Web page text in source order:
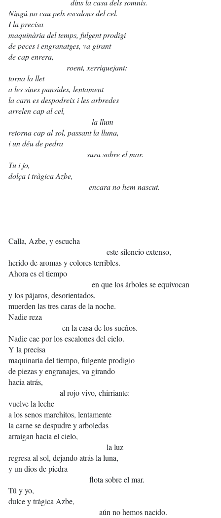
dins la casa dels somnis.
Ningú no cau pels escalons del cel.
I la precisa
maquinària del temps, fulgent prodigi
de peces i engranatges, va girant
de cap enrera,
roent, xerriquejant:
torna la llet
a les sines pansides, lentament
la carn es despodreix i les arbredes
arrelen cap al cel,
la llum
retorna cap al sol, passant la lluna,
i un déu de pedra
sura sobre el mar.
Tu i jo,
dolça i tràgica Azbe,
encara no hem nascut.
Calla, Azbe, y escucha
este silencio extenso,
herido de aromas y colores terribles.
Ahora es el tiempo
en que los árboles se equivocan
y los pájaros, desorientados,
muerden las tres caras de la noche.
Nadie reza
en la casa de los sueños.
Nadie cae por los escalones del cielo.
Y la precisa
maquinaria del tiempo, fulgente prodigio
de piezas y engranajes, va girando
hacia atrás,
al rojo vivo, chirriante:
vuelve la leche
a los senos marchitos, lentamente
la carne se despudre y arboledas
arraigan hacia el cielo,
la luz
regresa al sol, dejando atrás la luna,
y un dios de piedra
flota sobre el mar.
Tú y yo,
dulce y trágica Azbe,
aún no hemos nacido.